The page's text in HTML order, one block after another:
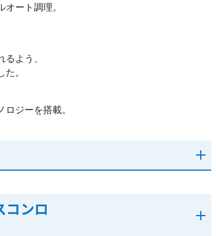
ート調理。
よう、
。
ジーを搭載。
コンロ